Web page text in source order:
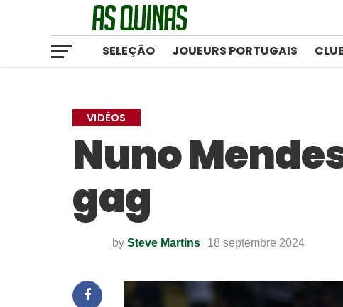
SELEÇÃO JOUEURS PORTUGAIS
VIDÉOS
Nuno
gag
by Steve Martins 18 septembre 2024